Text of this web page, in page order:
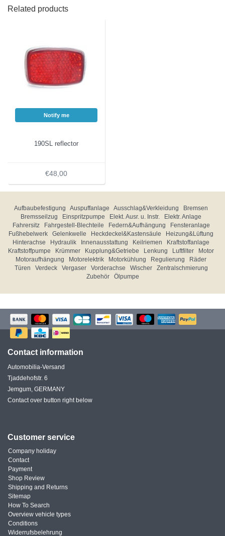
Related products
Notify me
190SL reflector
€48,00
Aufbaubefestigung Auspuffanlage Ausschlag&Verkleidung
Bremsen
Bremsseilzug
Einspritzpumpe Elekt. Ausr. u. Instr.
Elektr. Anlage
Fahrersitz
Fahrgestell-Blechteile Federn&Aufhängung
Fensteranlage
Fußhebelwerk
Gelenkwelle Heckdeckel&Kastensäule
Heizung&Lüftung
Hinterachse
Hydraulik Innenausstattung Keilriemen
Kraftstoffanlage
Kraftstoffpumpe
Krümmer Kupplung&Getriebe Lenkung Luftfilter
Motor
Motoraufhängung
Motorelektrik Motorkühlung Regulierung
Räder
Türen
Verdeck Vergaser Vorderachse Wischer
Zentralschmierung
Zubehör
Ölpumpe
Contact information
Automobilia-Versand
Tjaddehofstr. 6
Jemgum, GERMANY
Contact over button right below
Customer service
Company holiday
Contact
Payment
Shop Review
Shipping and Returns
Sitemap
How To Search
Overview vehicle types
Conditions
Widerrufsbelehrung